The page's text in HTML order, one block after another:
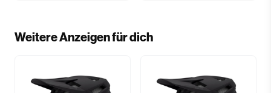
Weitere Anzeigen für dich